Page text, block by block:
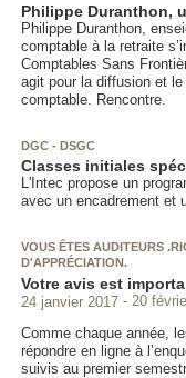
Philippe Duranthon,
Philippe Duranthon,
comptable à la retraite
Comptables Sans
agit pour la diffusion et
comptable. Rencontre.
DGC - DSGC
Classes initiales
L'Intec propose un
avec un encadrement et
VOUS ÊTES AUDITEURS
D'APPRÉCIATION.
Votre avis est
24 janvier 2017
20
Comme chaque année,
répondre en ligne à
suivis au premier